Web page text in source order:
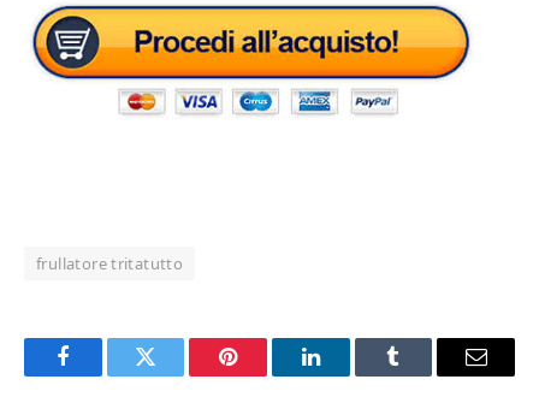
frullatore tritatutto
FacebookTwitter Pinterest LinkedInTumblr Email